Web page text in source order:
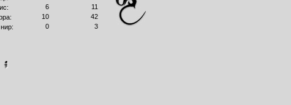
6
11
10
42
0 3